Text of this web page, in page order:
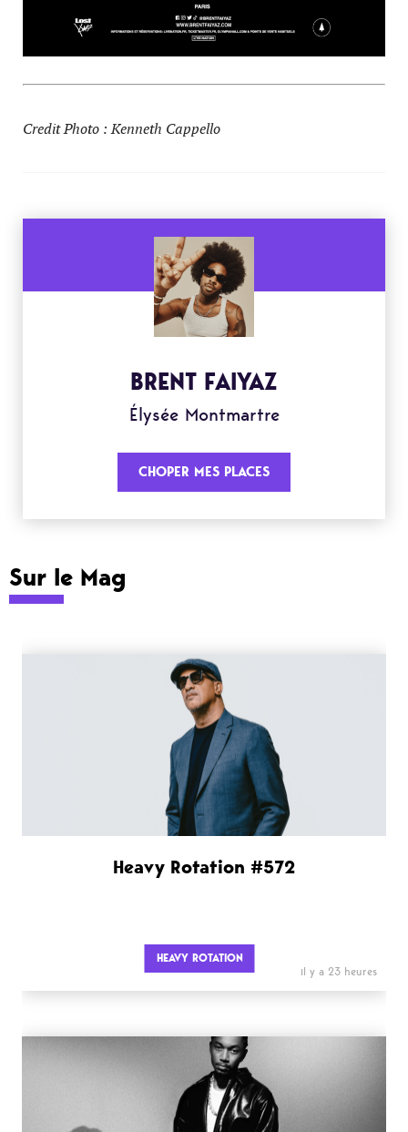
Credit Photo : Kenneth Cappello
BRENT FAIYAZ
Élysée Montmartre
CHOPER MES PLACES
Sur le Mag
Heavy Rotation #572
HEAVY ROTATION
il y a 23 heures